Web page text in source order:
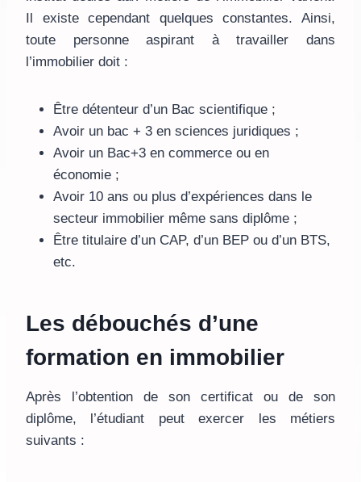
Il existe cependant quelques constantes. Ainsi,
toute personne aspirant à travailler dans
l’immobilier doit :
Être détenteur d’un Bac scientifique ;
Avoir un bac + 3 en sciences juridiques ;
Avoir un Bac+3 en commerce ou en
économie ;
Avoir 10 ans ou plus d’expériences dans le
secteur immobilier même sans diplôme ;
Être titulaire d’un CAP, d’un BEP ou d’un BTS,
etc.
Les débouchés d’une
formation en immobilier
Après l’obtention de son certificat ou de son
diplôme, l’étudiant peut exercer les métiers
suivants :